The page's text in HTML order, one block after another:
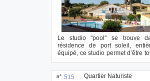
Le studio "pool" se trouve
résidence de port soleil,
équipé, ce studio permet d’être
des c...
n° 515
Quartier Naturiste